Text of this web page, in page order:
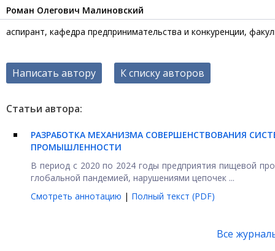
Роман Олегович Малиновский
аспирант, кафедра предпринимательства и конкуренции,
Написать автору К списку авторов
Статьи автора:
РАЗРАБОТКА МЕХАНИЗМА СОВЕРШЕНСТВОВАНИЯ
ПРОМЫШЛЕННОСТИ
В период с 2020 по 2024 годы предприятия пищевой
глобальной пандемией, нарушениями цепочек ...
Смотреть аннотацию | Полный текст (PDF)
Все